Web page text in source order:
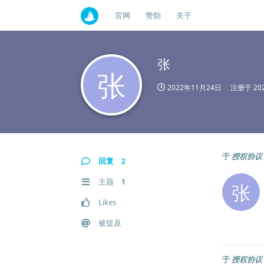
官网 赞助 关于
张
张
2022年11月24日 注册于
回复 2
主题 1
Likes
被提及
于 授权协议
张
于 授权协议